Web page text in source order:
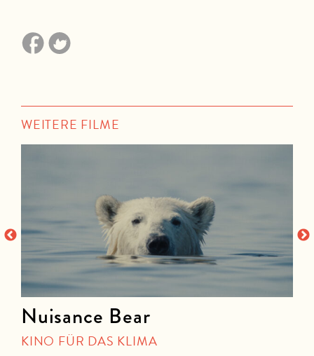
WEITERE FILME
Nuisance Bear
KINO FÜR DAS KLIMA